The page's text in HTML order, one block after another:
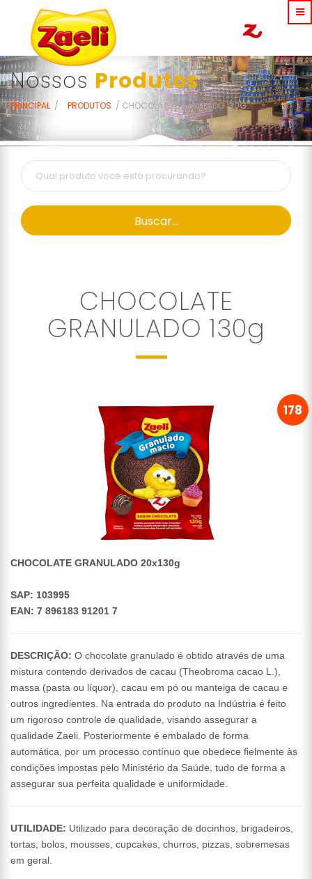
Nossos Produtos
PRINCIPAL PRODUTOS CHOCOLATE GRANULADO 130G
Buscar...
CHOCOLATE
GRANULADO 130g
178
CHOCOLATE GRANULADO 20x130g
SAP: 103995
EAN: 7 896183 91201 7
DESCRIÇÃO: O chocolate granulado é obtido através de uma
mistura contendo derivados de cacau (Theobroma cacao L.),
massa (pasta ou líquor), cacau em pó ou manteiga de cacau e
outros ingredientes. Na entrada do produto na Indústria é feito
um rigoroso controle de qualidade, visando assegurar a
qualidade Zaeli. Posteriormente é embalado de forma
automática, por um processo contínuo que obedece fielmente às
condições impostas pelo Ministério da Saúde, tudo de forma a
assegurar sua perfeita qualidade e uniformidade.
UTILIDADE: Utilizado para decoração de docinhos, brigadeiros,
tortas, bolos, mousses, cupcakes, churros, pizzas, sobremesas
em geral.